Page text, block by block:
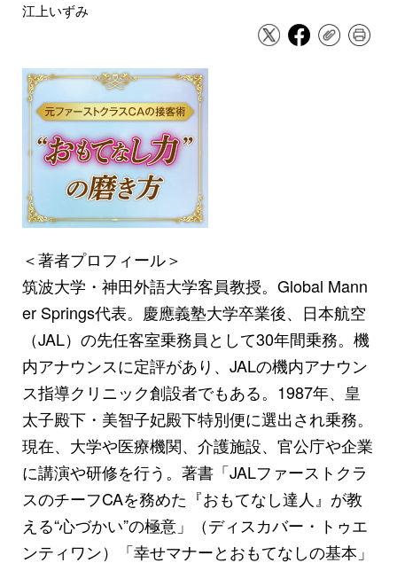
江上いずみ
＜著者プロフィール＞
筑波大学・神田外語大学客員教授。Global Mann
er Springs代表。慶應義塾大学卒業後、日本航空
（JAL）の先任客室乗務員として30年間乗務。機
内アナウンスに定評があり、JALの機内アナウン
ス指導クリニック創設者でもある。1987年、皇
太子殿下・美智子妃殿下特別便に選出され乗務。
現在、大学や医療機関、介護施設、官公庁や企業
に講演や研修を行う。著書「JALファーストクラ
スのチーフCAを務めた『おもてなし達人』が教
える“心づかい”の極意」（ディスカバー・トゥエ
ンティワン）「幸せマナーとおもてなしの基本」